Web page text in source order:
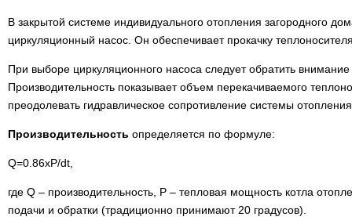
В закрытой системе индивидуального отопления загородного
циркуляционный насос. Он обеспечивает прокачку
При выборе циркуляционного насоса следует обратить
Производительность показывает объем перекачиваемого
преодолевать гидравлическое сопротивление системы
Производительность определяется по формуле:
Q=0.86xP/dt,
где Q – производительность, P – тепловая мощность котла
подачи и обратки (традиционно принимают 20 градусов).